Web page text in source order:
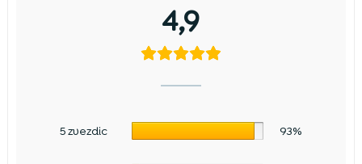
4,9
5 zvezdic 93%